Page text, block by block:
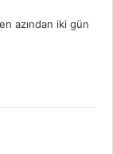
azından iki gün